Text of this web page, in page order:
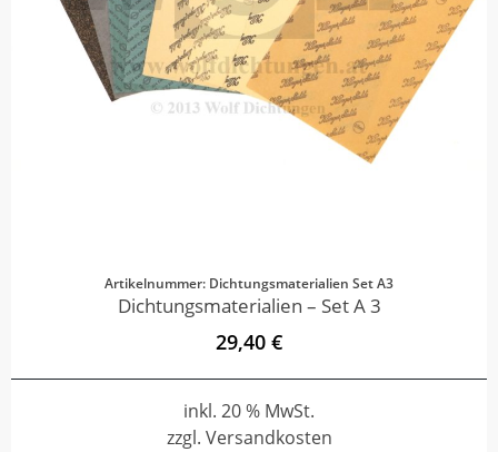
Artikelnummer: Dichtungsmaterialien Set A3
Dichtungsmaterialien – Set A 3
29,40 €
inkl. 20 % MwSt.
zzgl. Versandkosten